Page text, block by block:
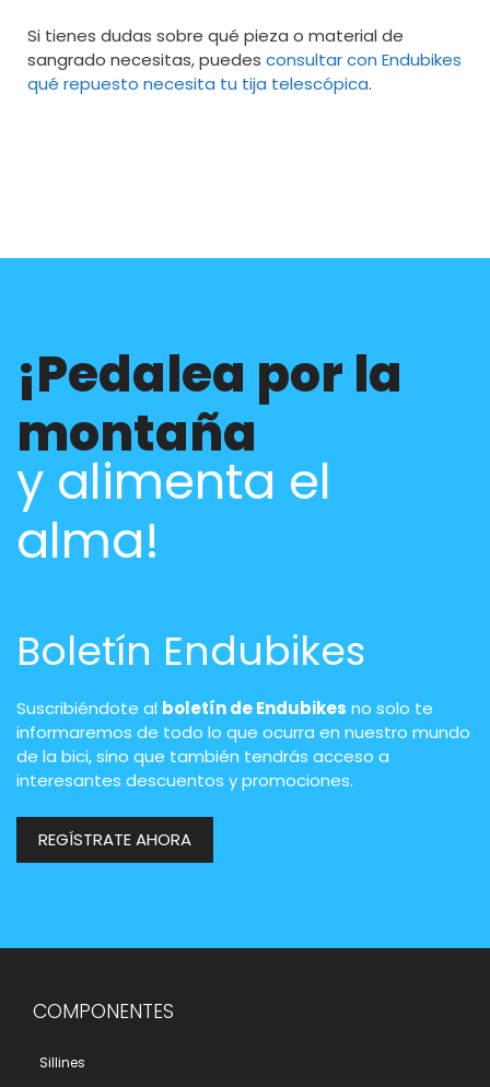
Si tienes dudas sobre qué pieza o material de
sangrado necesitas, puedes consultar con Endubikes
qué repuesto necesita tu tija telescópica.
¡Pedalea por la
montaña
y alimenta el
alma!
Boletín Endubikes
Suscribiéndote al boletín de Endubikes no solo te
informaremos de todo lo que ocurra en nuestro mundo
de la bici, sino que también tendrás acceso a
interesantes descuentos y promociones.
REGÍSTRATE AHORA
COMPONENTES
Sillines